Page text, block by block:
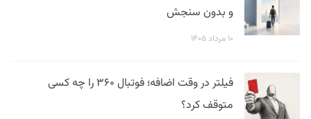
و بدون سنجش
۱۰ مرداد ۱۴۰۵
فیلتر در وقت اضافه؛ فوتبال ۳۶۰ را چه کسی
متوقف کرد؟